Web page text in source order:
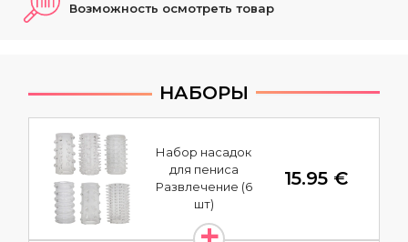
Возможность осмотреть товар
НАБОРЫ
Набор насадок
для пениса
Развлечение (6
шт)
15.95 €